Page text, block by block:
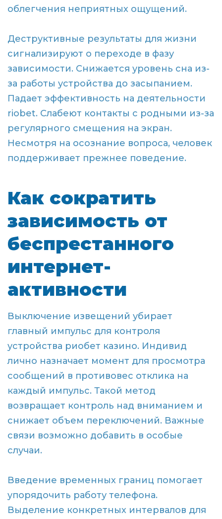
облегчения неприятных ощущений.
Деструктивные результаты для жизни
сигнализируют о переходе в фазу
зависимости. Снижается уровень сна из-
за работы устройства до засыпанием.
Падает эффективность на деятельности
riobet. Слабеют контакты с родными из-за
регулярного смещения на экран.
Несмотря на осознание вопроса, человек
поддерживает прежнее поведение.
Как сократить
зависимость от
беспрестанного
интернет-
активности
Выключение извещений убирает
главный импульс для контроля
устройства риобет казино. Индивид
лично назначает момент для просмотра
сообщений в противовес отклика на
каждый импульс. Такой метод
возвращает контроль над вниманием и
снижает объем переключений. Важные
связи возможно добавить в особые
случаи.
Введение временных границ помогает
упорядочить работу телефона.
Выделение конкретных интервалов для